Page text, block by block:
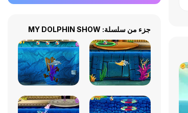
جزء من سلسلة: MY DOLPHIN SHOW